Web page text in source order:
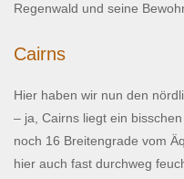
Regenwald und seine
Cairns
Hier haben wir nun den
– ja, Cairns liegt ein
noch 16 Breitengrade vom
hier auch fast durchweg